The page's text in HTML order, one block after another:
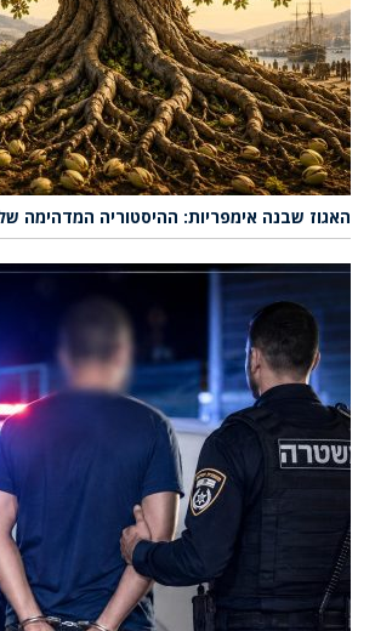
האגוז שבנה אימפריות: ההיסטוריה המדהימה